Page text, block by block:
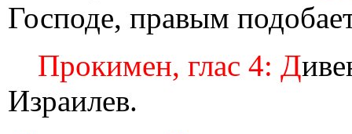
Господе, правым
Прокимен, глас 4: Д
Израилев.